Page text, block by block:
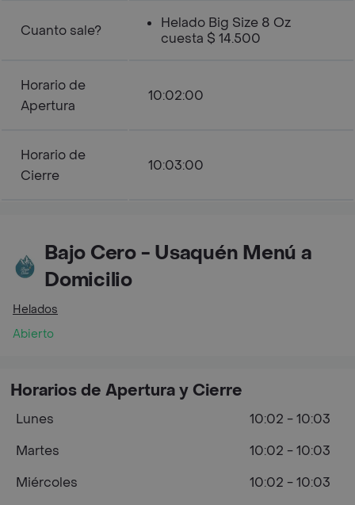
Cuanto sale?
Helado Big Size 8 Oz
cuesta $ 14.500
Horario de
Apertura
10:02:00
Horario de
Cierre
10:03:00
Bajo Cero - Usaquén Menú a
Domicilio
Helados
Abierto
Horarios de Apertura y Cierre
Lunes
10:02 - 10:03
Martes
10:02 - 10:03
Miércoles
10:02 - 10:03